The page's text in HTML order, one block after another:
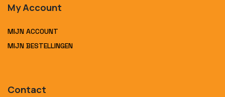
My Account
MIJN ACCOUNT
MIJN BESTELLINGEN
Contact